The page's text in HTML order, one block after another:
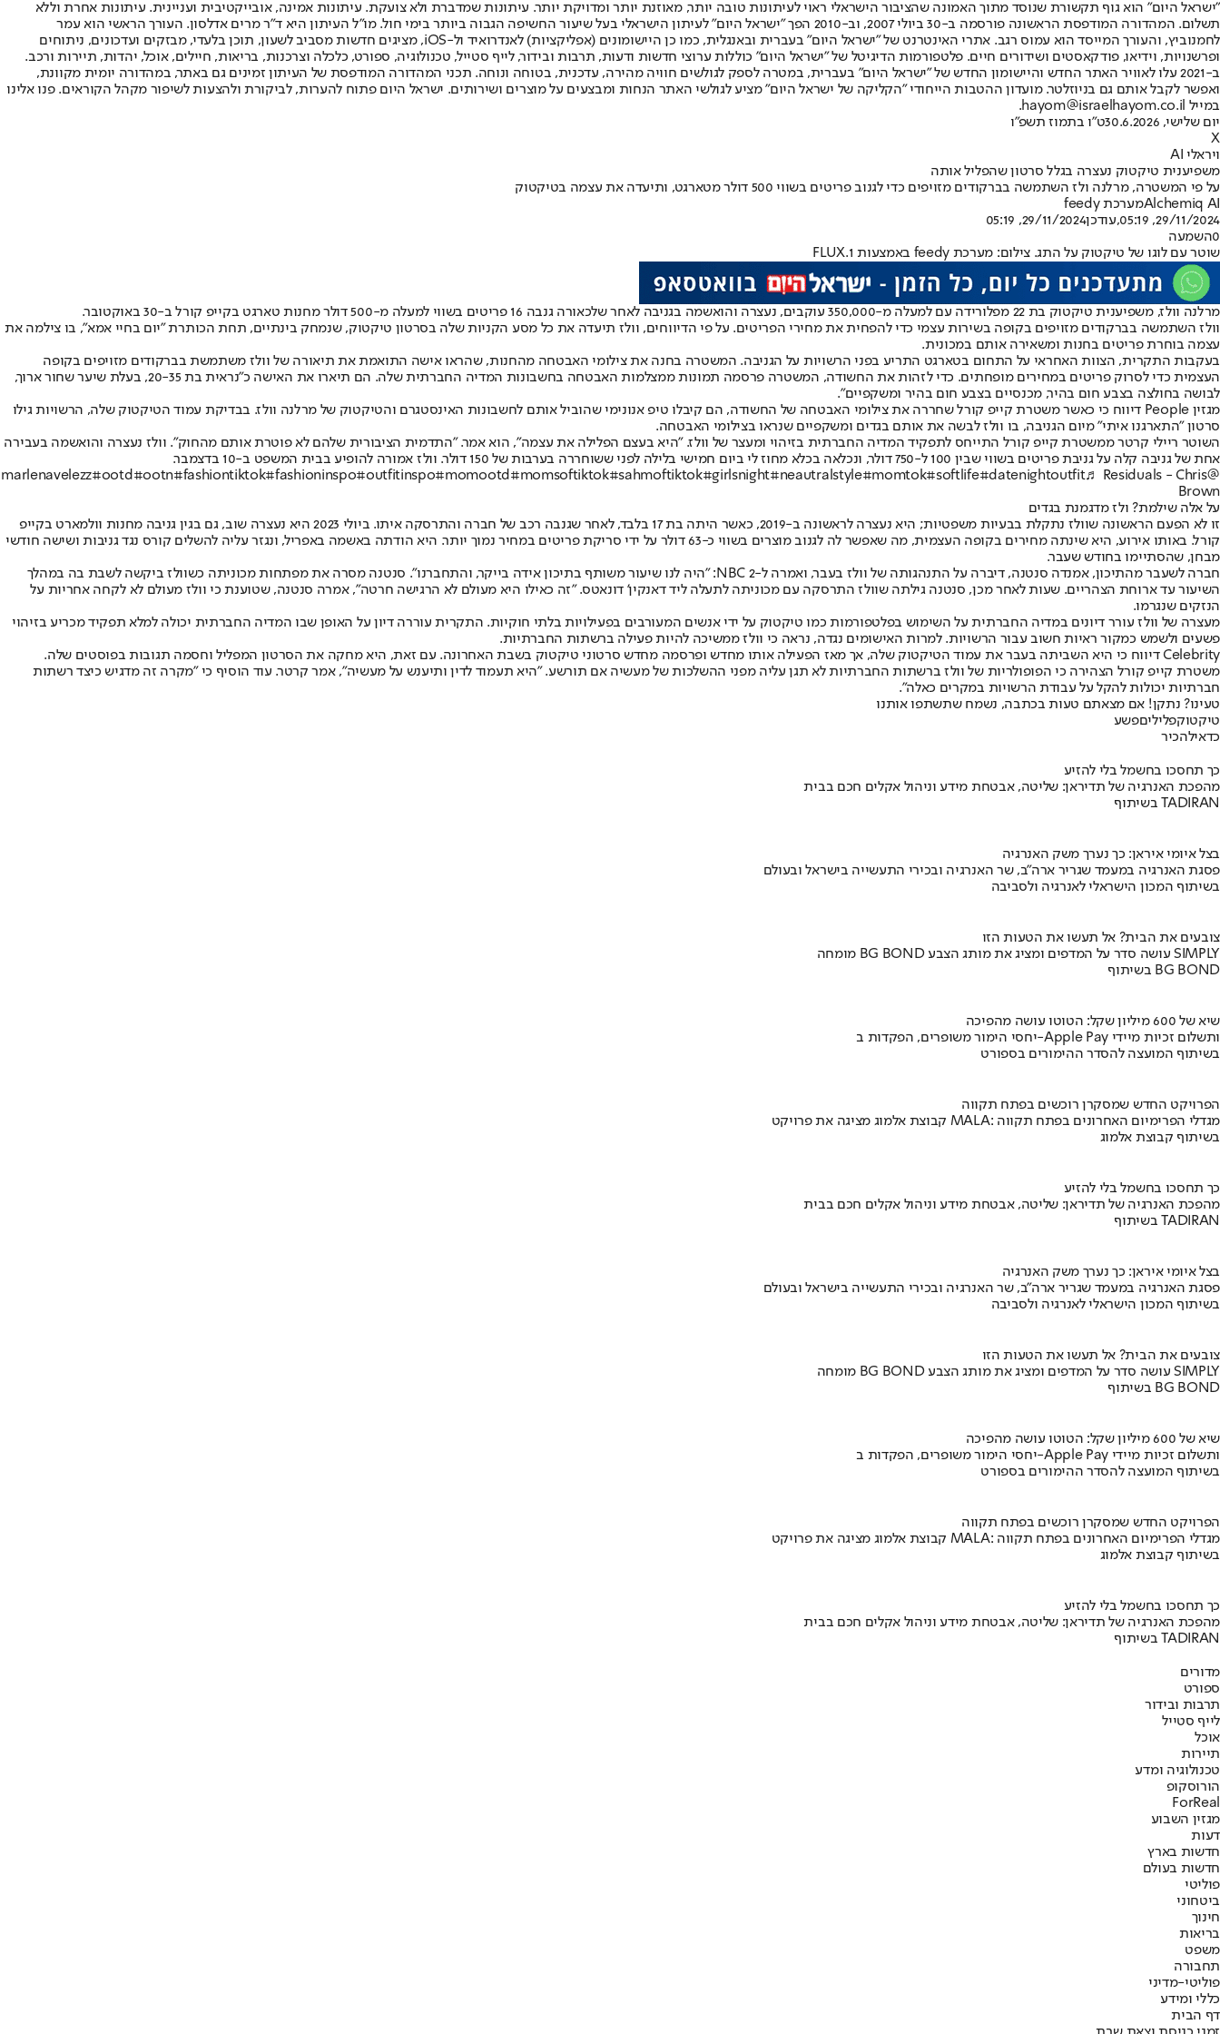
"ישראל היום" הוא גוף תקשורת שנוסד מתוך האמונה שהציבור הישראלי ראוי לעיתונות טובה יותר, מאוזנת יותר ומדויקת יותר. עיתונות שמדברת ולא צועקת. עיתונות אמינה, אובייקטיבית ועניינית. עיתונות אחרת וללא
תשלום. המהדורה המודפסת הראשונה פורסמה ב-30 ביולי 2007, וב-2010 הפך "ישראל היום" לעיתון הישראלי בעל שיעור החשיפה הגבוה ביותר בימי חול. מו"ל העיתון היא ד"ר מרים אדלסון. העורך הראשי הוא עמר
לחמנוביץ, והעורך המייסד הוא עמוס רגב. אתרי האינטרנט של "ישראל היום" בעברית ובאנגלית, כמו כן היישומונים (אפליקציות) לאנדרואיד ול-iOS, מציגים חדשות מסביב לשעון, תוכן בלעדי, מבזקים ועדכונים, ניתוחים
ופרשנויות, וידיאו, פודקאסטים ושידורים חיים. פלטפורמות הדיגיטל של "ישראל היום" כוללות ערוצי חדשות ודעות, תרבות ובידור, לייף סטייל, טכנולוגיה, ספורט, כלכלה וצרכנות, בריאות, חיילים, אוכל, יהדות, תיירות ורכב.
ב-2021 עלו לאוויר האתר החדש והיישומון החדש של "ישראל היום" בעברית, במטרה לספק לגולשים חוויה מהירה, עדכנית, בטוחה ונוחה. תכני המהדורה המודפסת של העיתון זמינים גם באתר, במהדורה יומית מקוונת,
ואפשר לקבל אותם גם בניוזלטר. מועדון ההטבות הייחודי "הקליקה של ישראל היום" מציע לגולשי האתר הנחות ומבצעים על מוצרים ושירותים. ישראל היום פתוח להערות, לביקורת ולהצעות לשיפור מקהל הקוראים. פנו אלינו
במייל hayom@israelhayom.co.il.
יום שלישי, 30.6.2026
ט"ו בתמוז תשפ"ו
X
ויראלי AI
משפיענית טיקטוק נעצרה בגלל סרטון שהפליל אותה
על פי המשטרה, מרלנה ולז השתמשה בברקודים מזויפים כדי לגנוב פריטים בשווי 500 דולר מטארגט, ותיעדה את עצמה בטיקטוק
Alchemiq AIמערכת feedy
29/11/2024, 05:19
,עודכן29/11/2024, 05:19
0השמעה
שוטר עם לוגו של טיקטוק על התג. צילום: מערכת feedy באמצעות FLUX.1
מרלנה וולז, משפיענית טיקטוק בת 22 מפלורידה עם למעלה מ-350,000 עוקבים, נעצרה והואשמה בגניבה לאחר שלכאורה גנבה 16 פריטים בשווי למעלה מ-500 דולר מחנות טארגט בקייפ קורל ב-30 באוקטובר.
וולז השתמשה בברקודים מזויפים בקופה בשירות עצמי כדי להפחית את מחירי הפריטים. על פי הדיווחים, וולז תיעדה את כל מסע הקניות שלה בסרטון טיקטוק, שנמחק בינתיים, תחת הכותרת "יום בחיי אמא", בו צילמה את
עצמה בוחרת פריטים בחנות ומשאירה אותם במכונית.
בעקבות התקרית, הצוות האחראי על התחום בטארגט התריע בפני הרשויות על הגניבה. המשטרה בחנה את צילומי האבטחה מהחנות, שהראו אישה התואמת את תיאורה של וולז משתמשת בברקודים מזויפים בקופה
העצמית כדי לסרוק פריטים במחירים מופחתים. כדי לזהות את החשודה, המשטרה פרסמה תמונות ממצלמות האבטחה בחשבונות המדיה החברתית שלה. הם תיארו את האישה כ"נראית בת 20-35, בעלת שיער שחור ארוך,
לבושה בחולצה בצבע חום בהיר, מכנסיים בצבע חום בהיר ומשקפיים".
מגזין People דיווח כי כאשר משטרת קייפ קורל שחררה את צילומי האבטחה של החשודה, הם קיבלו טיפ אנונימי שהוביל אותם לחשבונות האינסטגרם והטיקטוק של מרלנה וולז. בבדיקת עמוד הטיקטוק שלה, הרשויות גילו
סרטון "התארגנו איתי" מיום הגניבה, בו וולז לבשה את אותם בגדים ומשקפיים שנראו בצילומי האבטחה.
השוטר ריילי קרטר ממשטרת קייפ קורל התייחס לתפקיד המדיה החברתית בזיהוי ומעצר של וולז. "היא בעצם הפלילה את עצמה", הוא אמר. "התדמית הציבורית שלהם לא פוטרת אותם מהחוק". וולז נעצרה והואשמה בעבירה
אחת של גניבה קלה על גניבת פריטים בשווי שבין 100 ל-750 דולר, ונכלאה בכלא מחוז לי ביום חמישי בלילה לפני ששוחררה בערבות של 150 דולר. וולז אמורה להופיע בבית המשפט ב-10 בדצמבר.
@marlenavelezz
#ootd#ootn#fashiontiktok#fashioninspo#outfitinspo#momootd#momsoftiktok#sahmoftiktok#girlsnight#neautralstyle#momtok#softlife#datenightoutfit♬ Residuals - Chris
Brown
על אלה שילמת? ולז מדגמנת בגדים
זו לא הפעם הראשונה שוולז נתקלת בבעיות משפטיות; היא נעצרה לראשונה ב-2019, כאשר היתה בת 17 בלבד, לאחר שגנבה רכב של חברה והתרסקה איתו. ביולי 2023 היא נעצרה שוב, גם בגין גניבה מחנות וולמארט בקייפ
קורל. באותו אירוע, היא שינתה מחירים בקופה העצמית, מה שאפשר לה לגנוב מוצרים בשווי כ-63 דולר על ידי סריקת פריטים במחיר נמוך יותר. היא הודתה באשמה באפריל, ונגזר עליה להשלים קורס נגד גניבות ושישה חודשי
מבחן, שהסתיימו בחודש שעבר.
חברה לשעבר מהתיכון, אמנדה סנטנה, דיברה על התנהגותה של וולז בעבר, ואמרה ל-NBC 2: "היה לנו שיעור משותף בתיכון אידה בייקר, והתחברנו”. סנטנה מסרה את מפתחות מכוניתה כשוולז ביקשה לשבת בה במהלך
השיעור עד ארוחת הצהריים. שעות לאחר מכן, סנטנה גילתה שוולז התרסקה עם מכוניתה לתעלה ליד דאנקין’ דונאטס. "זה כאילו היא מעולם לא הרגישה חרטה", אמרה סנטנה, שטוענת כי וולז מעולם לא לקחה אחריות על
הנזקים שנגרמו.
מעצרה של וולז עורר דיונים במדיה החברתית על השימוש בפלטפורמות כמו טיקטוק על ידי אנשים המעורבים בפעילויות בלתי חוקיות. התקרית עוררה דיון על האופן שבו המדיה החברתית יכולה למלא תפקיד מכריע בזיהוי
פשעים ולשמש כמקור ראיות חשוב עבור הרשויות. למרות האישומים נגדה, נראה כי וולז ממשיכה להיות פעילה ברשתות החברתיות.
Celebrity דיווח כי היא השביתה בעבר את עמוד הטיקטוק שלה, אך מאז הפעילה אותו מחדש ופרסמה מחדש סרטוני טיקטוק בשבת האחרונה. עם זאת, היא מחקה את הסרטון המפליל וחסמה תגובות בפוסטים שלה.
משטרת קייפ קורל הצהירה כי הפופולריות של וולז ברשתות החברתיות לא תגן עליה מפני ההשלכות של מעשיה אם תורשע. "היא תעמוד לדין ותיענש על מעשיה", אמר קרטר. עוד הוסיף כי "מקרה זה מדגיש כיצד רשתות
חברתיות יכולות להקל על עבודת הרשויות במקרים כאלה".
טעינו? נתקן! אם מצאתם טעות בכתבה, נשמח שתשתפו אותנו
טיקטוקפליליםפשע
כדאילהכיר
כך תחסכו בחשמל בלי להזיע
מהפכת האנרגיה של תדיראן: שליטה, אבטחת מידע וניהול אקלים חכם בבית
בשיתוף TADIRAN
בצל איומי איראן: כך נערך משק האנרגיה
פסגת האנרגיה במעמד שגריר ארה"ב, שר האנרגיה ובכירי התעשייה בישראל ובעולם
בשיתוף המכון הישראלי לאנרגיה ולסביבה
צובעים את הבית? אל תעשו את הטעות הזו
מומחה BG BOND עושה סדר על המדפים ומציג את מותג הצבע SIMPLY
בשיתוף BG BOND
שיא של 600 מיליון שקל: הטוטו עושה מהפיכה
יחסי הימור משופרים, הפקדות ב-Apple Pay ותשלום זכיות מיידי
בשיתוף המועצה להסדר ההימורים בספורט
הפרויקט החדש שמסקרן רוכשים בפתח תקווה
קבוצת אלמוג מציגה את פרויקט MALA: מגדלי הפרימיום האחרונים בפתח תקווה
בשיתוף קבוצת אלמוג
כך תחסכו בחשמל בלי להזיע
מהפכת האנרגיה של תדיראן: שליטה, אבטחת מידע וניהול אקלים חכם בבית
בשיתוף TADIRAN
בצל איומי איראן: כך נערך משק האנרגיה
פסגת האנרגיה במעמד שגריר ארה"ב, שר האנרגיה ובכירי התעשייה בישראל ובעולם
בשיתוף המכון הישראלי לאנרגיה ולסביבה
צובעים את הבית? אל תעשו את הטעות הזו
מומחה BG BOND עושה סדר על המדפים ומציג את מותג הצבע SIMPLY
בשיתוף BG BOND
שיא של 600 מיליון שקל: הטוטו עושה מהפיכה
יחסי הימור משופרים, הפקדות ב-Apple Pay ותשלום זכיות מיידי
בשיתוף המועצה להסדר ההימורים בספורט
הפרויקט החדש שמסקרן רוכשים בפתח תקווה
קבוצת אלמוג מציגה את פרויקט MALA: מגדלי הפרימיום האחרונים בפתח תקווה
בשיתוף קבוצת אלמוג
כך תחסכו בחשמל בלי להזיע
מהפכת האנרגיה של תדיראן: שליטה, אבטחת מידע וניהול אקלים חכם בבית
בשיתוף TADIRAN
מדורים
ספורט
תרבות ובידור
לייף סטייל
אוכל
תיירות
טכנולוגיה ומדע
הורוסקופ
ForReal
מגזין השבוע
דעות
חדשות בארץ
חדשות בעולם
פוליטי
ביטחוני
חינוך
בריאות
משפט
תחבורה
פוליטי-מדיני
כללי ומידע
דף הבית